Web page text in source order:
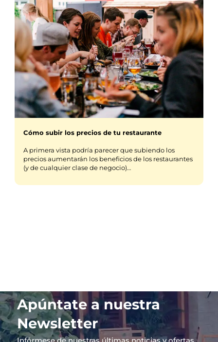
Cómo subir los precios de tu restaurante
A primera vista podría parecer que subiendo los
precios aumentarán los beneficios de los restaurantes
(y de cualquier clase de negocio)…
Apúntate a nuestra
Newsletter